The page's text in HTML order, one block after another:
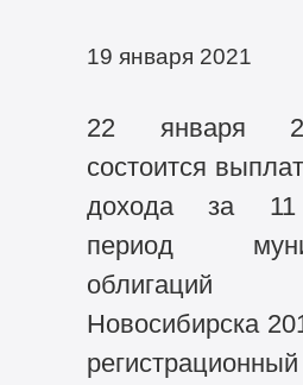
19 января 2021
22 января
состоится
дохода за 11
период
Новосибирска